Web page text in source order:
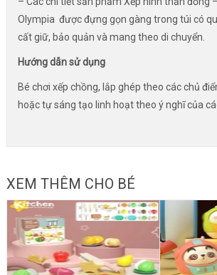
Olympia được đựng gọn gàng trong túi có
cất giữ, bảo quản và mang theo di chuyển.
Hướng dẫn sử dụng
Bé chơi xếp chồng, lắp ghép theo các chủ
hoặc tự sáng tạo linh hoạt theo ý nghĩ của
XEM THÊM CHO BÉ